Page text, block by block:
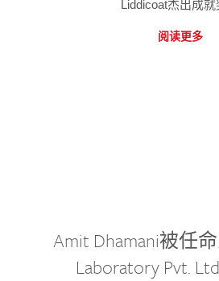
Liddicoat杰出成就
阅读更多
Amit Dhamani被任
Laboratory Pvt.